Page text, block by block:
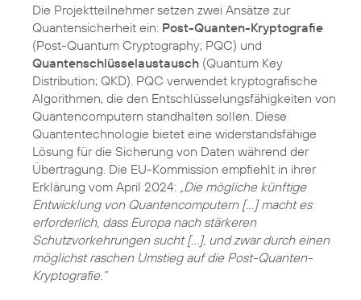
Die Projektteilnehmer setzen zwei Ansätze zur
Quantensicherheit ein: Post-Quanten-Kryptografie
(Post-Quantum Cryptography; PQC) und
Quantenschlüsselaustausch (Quantum Key
Distribution; QKD). PQC verwendet kryptografische
Algorithmen, die den Entschlüsselungsfähigkeiten von
Quantencomputern standhalten sollen. Diese
Quantentechnologie bietet eine widerstandsfähige
Lösung für die Sicherung von Daten während der
Übertragung. Die EU-Kommission empfiehlt in ihrer
Erklärung vom April 2024: „Die mögliche künftige
Entwicklung von Quantencomputern [...] macht es
erforderlich, dass Europa nach stärkeren
Schutzvorkehrungen sucht […], und zwar durch einen
möglichst raschen Umstieg auf die Post-Quanten-
Kryptografie.“